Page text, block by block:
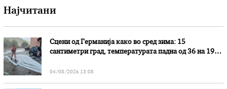
Најчитани
Сцени од Германија како во сред зима: 15
сантиметри град, температурата падна од 36 на 19
04/08/2026 13:08